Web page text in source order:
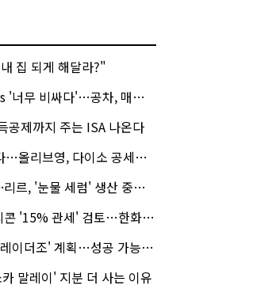
집 되게 해달라?"
비싸다'…공차, 매각 성공할까
공제까지 주는 ISA 나온다
영, 다이소 공세에 '가성비'로 맞불
르, '눈물 세럼' 생산 중단한다
관세' 검토…한화큐셀·OCI 영향은?
조' 계획…성공 가능성은 '글쎄'
말레이' 지분 더 사는 이유